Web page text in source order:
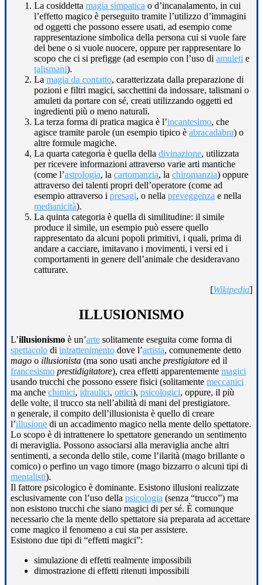
La cosiddetta magia simpatica o d’incanalamento, in cui
l’effetto magico è perseguito tramite l’utilizzo d’immagini
od oggetti che possono essere usati, ad esempio come
rappresentazione simbolica della persona cui si vuole fare
del bene o si vuole nuocere, oppure per rappresentare lo
scopo che ci si prefigge (ad esempio con l’uso di amuleti e
talismani).
La magia da contatto, caratterizzata dalla preparazione di
pozioni e filtri magici, sacchettini da indossare, talismani o
amuleti da portare con sé, creati utilizzando oggetti ed
ingredienti più o meno naturali.
La terza forma di pratica magica è l’incantesimo, che
agisce tramite parole (un esempio tipico è abracadabra) o
altre formule magiche.
La quarta categoria è quella della divinazione, utilizzata
per ricevere informazioni attraverso varie arti mantiche
(come l’astrologia, la cartomanzia, la chiromanzia) oppure
attraverso dei talenti propri dell’operatore (come ad
esempio attraverso i presagi, o nella preveggenza e nella
medianicità).
La quinta categoria è quella di similitudine: il simile
produce il simile, un esempio può essere quello
rappresentato da alcuni popoli primitivi, i quali, prima di
andare a cacciare, imitavano i movimenti, i versi ed i
comportamenti in genere dell’animale che desideravano
catturare.
[Wikipedia]
ILLUSIONISMO
L’illusionismo è un’arte solitamente eseguita come forma di
spettacolo di intrattenimento dove l’artista, comunemente detto
mago o illusionista (ma sono usati anche prestigiatore ed il
francesismo prestidigitatore), crea effetti apparentemente magici
usando trucchi che possono essere fisici (solitamente meccanici
ma anche chimici, idraulici, ottici), psicologici, oppure, il più
delle volte, il trucco sta nell’abilità di mani del prestigiatore.
n generale, il compito dell’illusionista è quello di creare
l’illusione di un accadimento magico nella mente dello spettatore.
Lo scopo è di intrattenere lo spettatore generando un sentimento
di meraviglia. Possono associarsi alla meraviglia anche altri
sentimenti, a seconda dello stile, come l’ilarità (mago brillante o
comico) o perfino un vago timore (mago bizzarro o alcuni tipi di
mentalisti).
Il fattore psicologico è dominante. Esistono illusioni realizzate
esclusivamente con l’uso della psicologia (senza “trucco”) ma
non esistono trucchi che siano magici di per sé. È comunque
necessario che la mente dello spettatore sia preparata ad accettare
come magico il fenomeno a cui sta per assistere.
Esistono due tipi di “effetti magici”:
simulazione di effetti realmente impossibili
dimostrazione di effetti ritenuti impossibili